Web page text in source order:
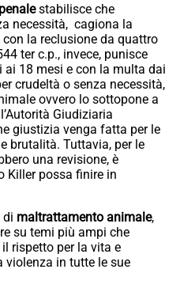
stabilisce che
necessità, cagiona la
la reclusione da quattro
ter c.p., invece, punisce
ai 18 mesi e con la multa dai
crudeltà o senza necessità,
ovvero lo sottopone a
Giudiziaria
giustizia venga fatta per le
brutalità. Tuttavia, per le
una revisione, è
Killer possa finire in
di maltrattamento animale,
su temi più ampi che
rispetto per la vita e
violenza in tutte le sue